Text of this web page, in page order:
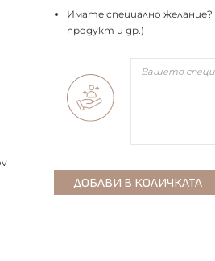
Имате специално
продукт и др.)